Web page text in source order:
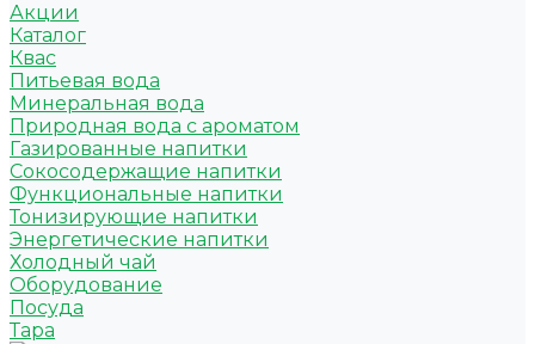
Акции
Каталог
Квас
Питьевая вода
Минеральная вода
Природная вода с ароматом
Газированные напитки
Сокосодержащие напитки
Функциональные напитки
Тонизирующие напитки
Энергетические напитки
Холодный чай
Оборудование
Посуда
Тара